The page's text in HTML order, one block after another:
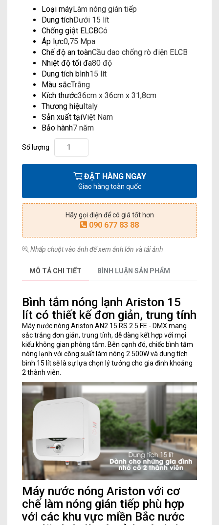
Loại máyLàm nóng gián tiếp
Dung tíchDưới 15 lít
Chống giật ELCBCó
Áp lực0,75 Mpa
Chế độ an toànCầu dao chống rò điện ELCB
Nhiệt độ tối đa80 độ
Dung tích bình15 lít
Màu sắcTrắng
Kích thước36cm x 36cm x 31,8cm
Thương hiệuItaly
Sản xuất tạiViệt Nam
Bảo hành7 năm
Số lượng
ĐẶT HÀNG NGAY
Giao hàng toàn quốc
Hãy gọi điện để có giá tốt hơn
090 677 83 88
Nhấp chuột vào ảnh để xem ảnh lớn và tải ảnh
MÔ TẢ CHI TIẾT BÌNH LUẬN SẢN PHẨM
Bình tắm nóng lạnh Ariston 15
lít có thiết kế đơn giản, trung tính
Máy nước nóng Ariston AN2 15 RS 2.5 FE - DMX mang
sắc trắng đơn giản, trung tính, dễ dàng kết hợp với mọi
kiểu không gian phòng tắm. Bên cạnh đó, chiếc bình tắm
nóng lạnh với công suất làm nóng 2.500W và dung tích
bình 15 lít sẽ là sự lựa chọn lý tưởng cho gia đình khoảng
2 thành viên.
Máy nước nóng Ariston với cơ
chế làm nóng gián tiếp phù hợp
với các khu vực miền Bắc nước